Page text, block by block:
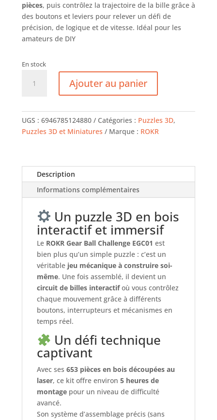
pièces, puis contrôlez la trajectoire de la bille grâce à
des boutons et leviers pour relever un défi de
précision, de logique et de vitesse. Idéal pour les
amateurs de DIY
En stock
-
Gearball
circuit
Ajouter au panier
UGS : 6946785124880 Catégories : Puzzles 3D,
Puzzles 3D et Miniatures
Marque : ROKR
Description
Informations complémentaires
Un puzzle 3D en bois
interactif et immersif
Le ROKR Gear Ball Challenge EGC01 est
bien plus qu’un simple puzzle : c’est un
véritable jeu mécanique à construire soi-
même. Une fois assemblé, il devient un
circuit de billes interactifoù vous contrôlez
chaque mouvement grâce à différents
boutons, interrupteurs et mécanismes en
temps réel.
Un défi technique
captivant
Avec ses 653 pièces en bois découpées au
laser, ce kit offre environ 5 heures de
montagepour un niveau de difficulté
avancé.
Son système d’assemblage précis (sans